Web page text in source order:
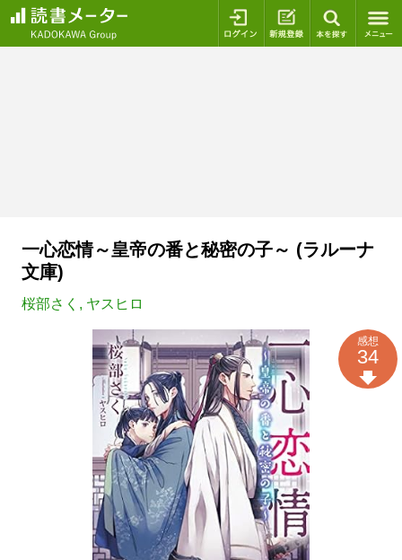
ログイン 新規登録
一心恋情～皇帝の番と秘密の子～ (ラルーナ
文庫)
桜部さく , ヤスヒロ
感想
34